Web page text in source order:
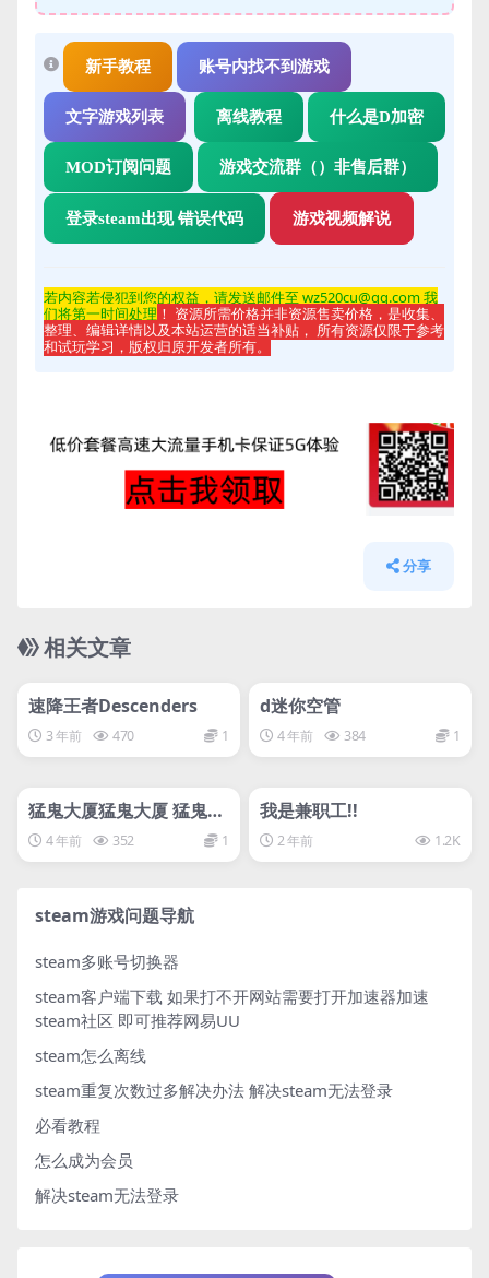
新手教程 账号内找不到游戏
文字游戏列表 离线教程 什么是D加密
MOD订阅问题 游戏交流群（）非售后群）
登录steam出现 错误代码 游戏视频解说
若内容若侵犯到您的权益，请发送邮件至 wz520cu@qq.com 我
们将第一时间处理 ！ 资源所需价格并非资源售卖价格，是收集、
整理、编辑详情以及本站运营的适当补贴， 所有资源仅限于参考
和试玩学习，版权归原开发者所有。
分享
相关文章
速降王者Descenders
3 年前 470 1
d迷你空管
4 年前 384 1
猛鬼大厦猛鬼大厦 猛鬼大
廈 4 年前 352 1
我是兼职工!!
2 年前 1.2K
steam游戏问题导航
steam多账号切换器
steam客户端下载 如果打不开网站需要打开加速器加速
steam社区 即可推荐网易UU
steam怎么离线
steam重复次数过多解决办法 解决steam无法登录
必看教程
怎么成为会员
解决steam无法登录